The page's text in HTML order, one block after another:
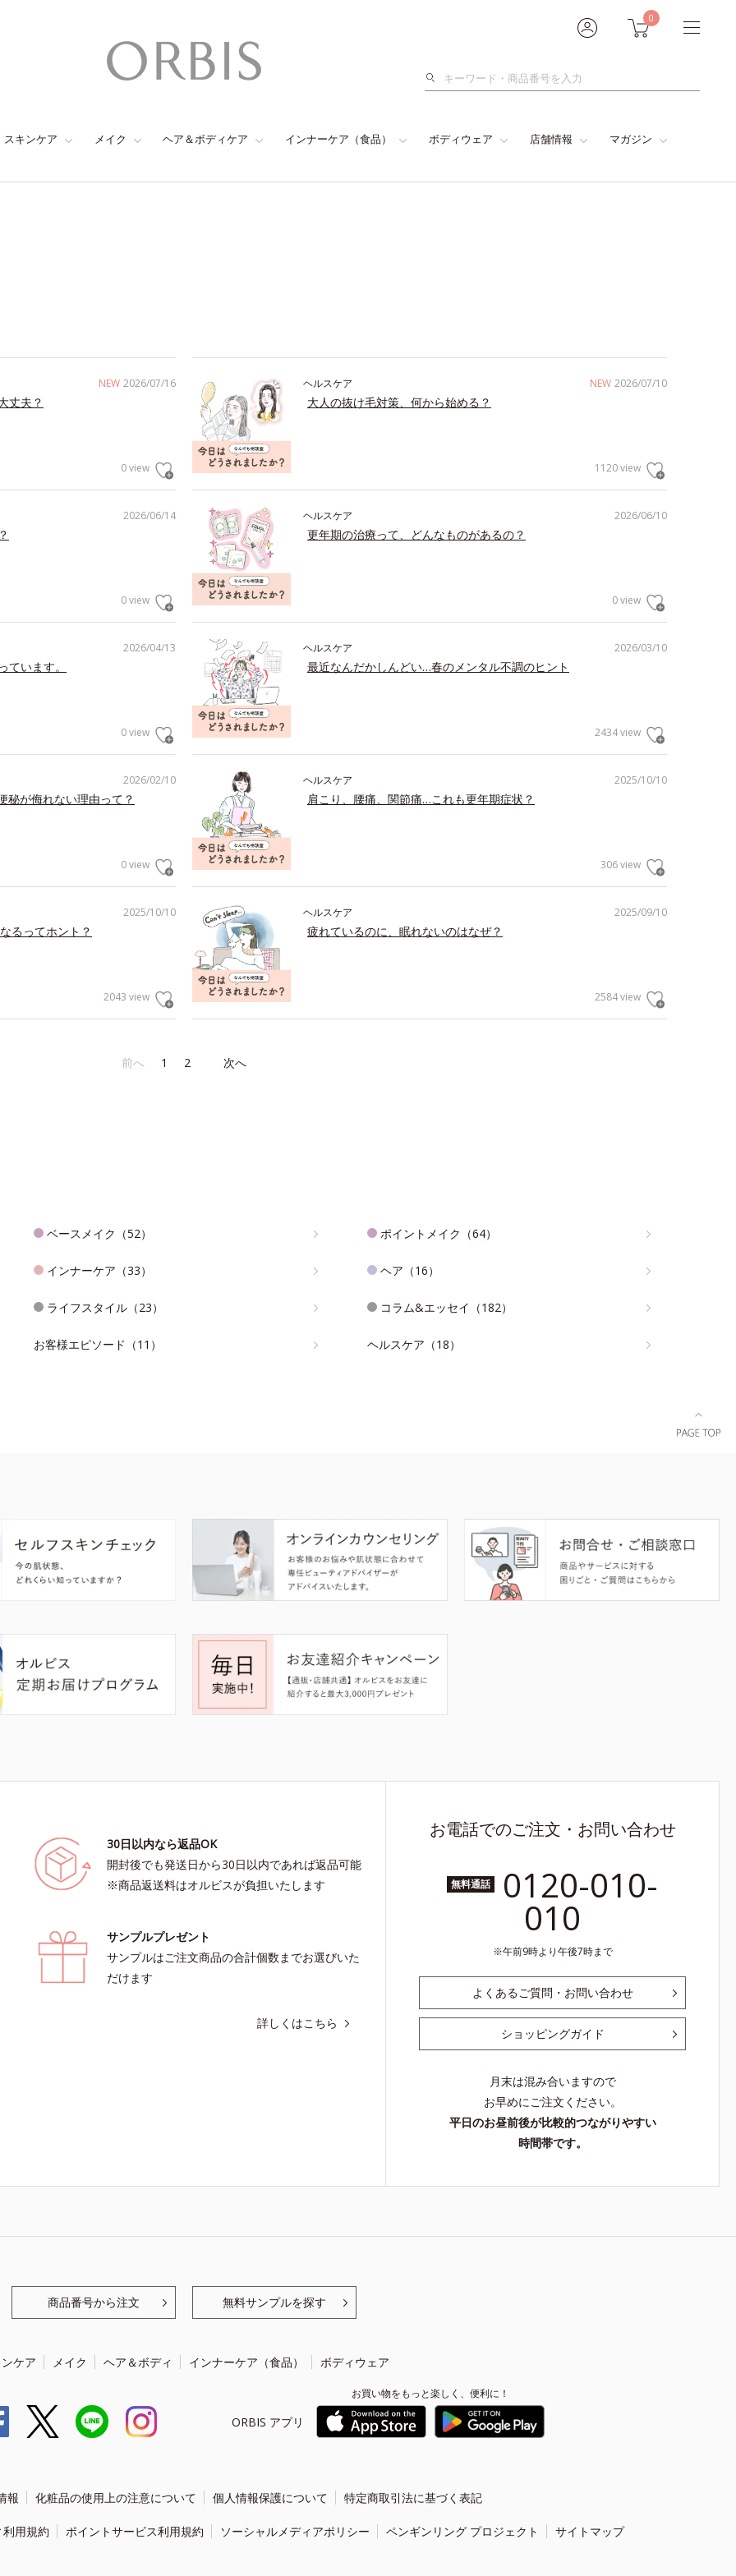
0
検
スキンケア メイク ヘア＆ボディケア インナーケア（食品） ボディウェア 店舗情報 マガジン
NEW 2026/07/16
丈夫？
0 view
NEW 2026/07/10
ヘルスケア
大人の抜け毛対策、何から始める？
1120 view
2026/06/14
0 view
2026/06/10
ヘルスケア
更年期の治療って、どんなものがあるの？
0 view
2026/04/13
います。
0 view
2026/03/10
ヘルスケア
最近なんだかしんどい…春のメンタル不調のヒント
2434 view
2026/02/10
秘が侮れない理由って？
0 view
2025/10/10
ヘルスケア
肩こり、腰痛、関節痛…これも更年期症状？
306 view
2025/10/10
るってホント？
2043 view
2025/09/10
ヘルスケア
疲れているのに、眠れないのはなぜ？
2584 view
前へ 1 2 次へ
ベースメイク（52） ポイントメイク（64）
インナーケア（33） ヘア（16）
ライフスタイル（23） コラム&エッセイ（182）
お客様エピソード（11） ヘルスケア（18）
30日以内なら返品OK
開封後でも発送日から30日以内であれば返品可能
※商品返送料はオルビスが負担いたします
サンプルプレゼント
サンプルはご注文商品の合計個数までお選びいた
だけます
詳しくはこちら
お電話でのご注文・お問い合わせ
無料通話 0120-010-
010
午前9時より午後7時まで
よくあるご質問・お問い合わせ
ショッピングガイド
月末は混み合いますので
お早めにご注文ください。
平日のお昼前後が比較的つながりやすい
時間帯です。
商品番号から注文 無料サンプルを探す
ケア メイク ヘア＆ボディ インナーケア（食品） ボディウェア
ORBIS アプリ
お買い物をもっと楽しく、便利に！
報 化粧品の使用上の注意について 個人情報保護について 特定商取引法に基づく表記
用規約 ポイントサービス利用規約 ソーシャルメディアポリシー ペンギンリング プロジェクト サイトマップ